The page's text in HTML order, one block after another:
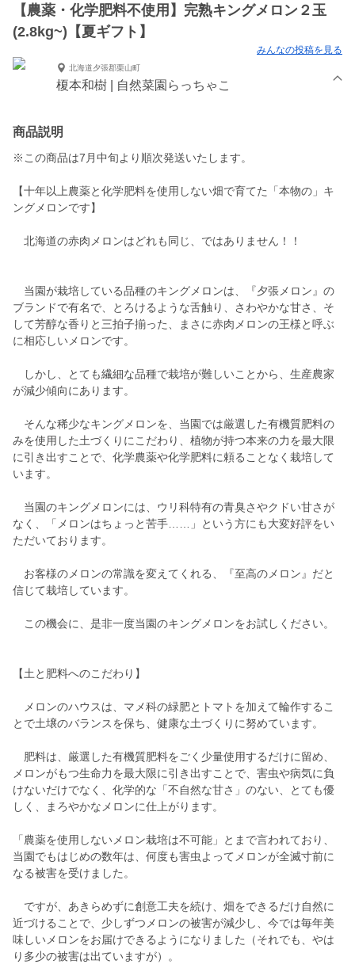
【農薬・化学肥料不使用】完熟キングメロン２玉
(2.8kg~)【夏ギフト】
みんなの投稿を見る
北海道夕張郡栗山町
榎本和樹 | 自然菜園らっちゃこ
商品説明
※この商品は7月中旬より順次発送いたします。
【十年以上農薬と化学肥料を使用しない畑で育てた「本物の」キ
ングメロンです】
北海道の赤肉メロンはどれも同じ、ではありません！！
当園が栽培している品種のキングメロンは、『夕張メロン』の
ブランドで有名で、とろけるような舌触り、さわやかな甘さ、そ
して芳醇な香りと三拍子揃った、まさに赤肉メロンの王様と呼ぶ
に相応しいメロンです。
しかし、とても繊細な品種で栽培が難しいことから、生産農家
が減少傾向にあります。
そんな稀少なキングメロンを、当園では厳選した有機質肥料の
みを使用した土づくりにこだわり、植物が持つ本来の力を最大限
に引き出すことで、化学農薬や化学肥料に頼ることなく栽培して
います。
当園のキングメロンには、ウリ科特有の青臭さやクドい甘さが
なく、「メロンはちょっと苦手……」という方にも大変好評をい
ただいております。
お客様のメロンの常識を変えてくれる、『至高のメロン』だと
信じて栽培しています。
この機会に、是非一度当園のキングメロンをお試しください。
【土と肥料へのこだわり】
メロンのハウスは、マメ科の緑肥とトマトを加えて輪作するこ
とで土壌のバランスを保ち、健康な土づくりに努めています。
肥料は、厳選した有機質肥料をごく少量使用するだけに留め、
メロンがもつ生命力を最大限に引き出すことで、害虫や病気に負
けないだけでなく、化学的な「不自然な甘さ」のない、とても優
しく、まろやかなメロンに仕上がります。
「農薬を使用しないメロン栽培は不可能」とまで言われており、
当園でもはじめの数年は、何度も害虫よってメロンが全滅寸前に
なる被害を受けました。
ですが、あきらめずに創意工夫を続け、畑をできるだけ自然に
近づけることで、少しずつメロンの被害が減少し、今では毎年美
味しいメロンをお届けできるようになりました（それでも、やは
り多少の被害は出ていますが）。